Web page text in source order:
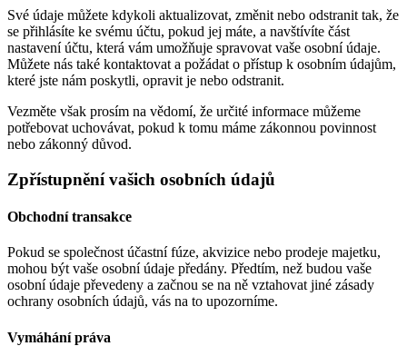
Své údaje můžete kdykoli aktualizovat, změnit nebo odstranit tak, že
se přihlásíte ke svému účtu, pokud jej máte, a navštívíte část
nastavení účtu, která vám umožňuje spravovat vaše osobní údaje.
Můžete nás také kontaktovat a požádat o přístup k osobním údajům,
které jste nám poskytli, opravit je nebo odstranit.
Vezměte však prosím na vědomí, že určité informace můžeme
potřebovat uchovávat, pokud k tomu máme zákonnou povinnost
nebo zákonný důvod.
Zpřístupnění vašich osobních údajů
Obchodní transakce
Pokud se společnost účastní fúze, akvizice nebo prodeje majetku,
mohou být vaše osobní údaje předány. Předtím, než budou vaše
osobní údaje převedeny a začnou se na ně vztahovat jiné zásady
ochrany osobních údajů, vás na to upozorníme.
Vymáhání práva